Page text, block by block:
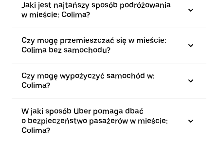
Jaki jest najtańszy sposób podróżowania
w mieście: Colima?
Czy mogę przemieszczać się w mieście:
Colima bez samochodu?
Czy mogę wypożyczyć samochód w:
Colima?
W jaki sposób Uber pomaga dbać
o bezpieczeństwo pasażerów w mieście:
Colima?